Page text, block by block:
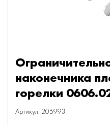
наконечника
горелки
Артикул: 205993